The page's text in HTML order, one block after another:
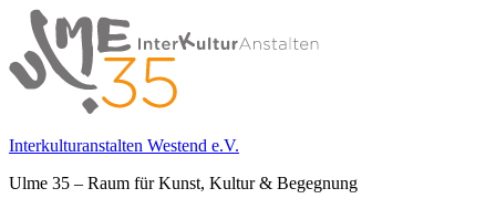
Springe
zum
Inhalt
Interkulturanstalten Westend e.V.
Ulme 35 – Raum für Kunst, Kultur & Begegnung